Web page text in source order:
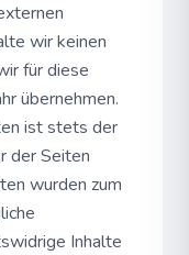
wir keinen
für diese
übernehmen.
ist stets der
der Seiten
wurden zum
Inhalte